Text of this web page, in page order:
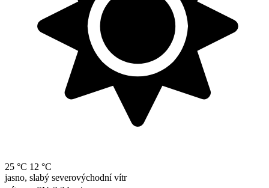
25 °C 12 °C
jasno, slabý severovýchodní vítr